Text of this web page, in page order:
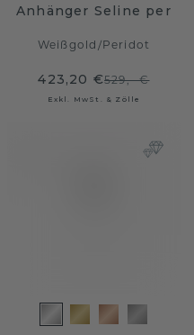
Anhänger Seline per
Weißgold /Peridot
423,20 €529,- €
Exkl. MwSt. & Zölle